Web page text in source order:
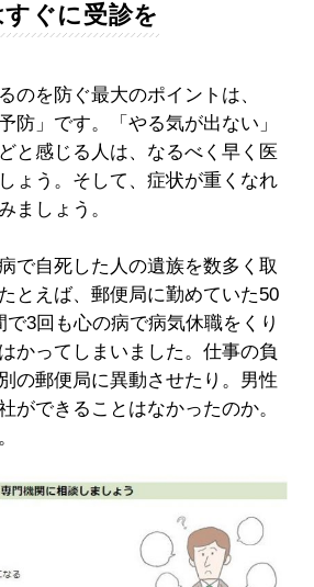
ぐに受診を
のを防ぐ最大のポイントは、
防」です。「やる気が出ない」
と感じる人は、なるべく早く医
ょう。そして、症状が重くなれ
ましょう。
で自死した人の遺族を数多く取
とえば、郵便局に勤めていた50
3回も心の病で病気休職をくり
かってしまいました。仕事の負
の郵便局に異動させたり。男性
ができることはなかったのか。